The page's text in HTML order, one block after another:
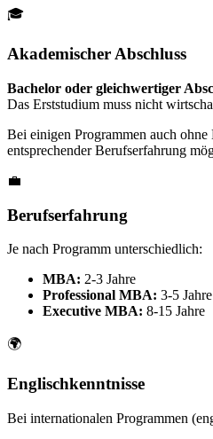
🎓
Akademischer Abschluss
Bachelor oder gleichwertiger
Das Erststudium muss nicht
Bei einigen Programmen auch
entsprechender Berufserfahrung
💼
Berufserfahrung
Je nach Programm unterschiedlich:
MBA: 2-3 Jahre
Professional MBA: 3-5 Jahre
Executive MBA: 8-15 Jahre
🌍
Englischkenntnisse
Bei internationalen Programmen